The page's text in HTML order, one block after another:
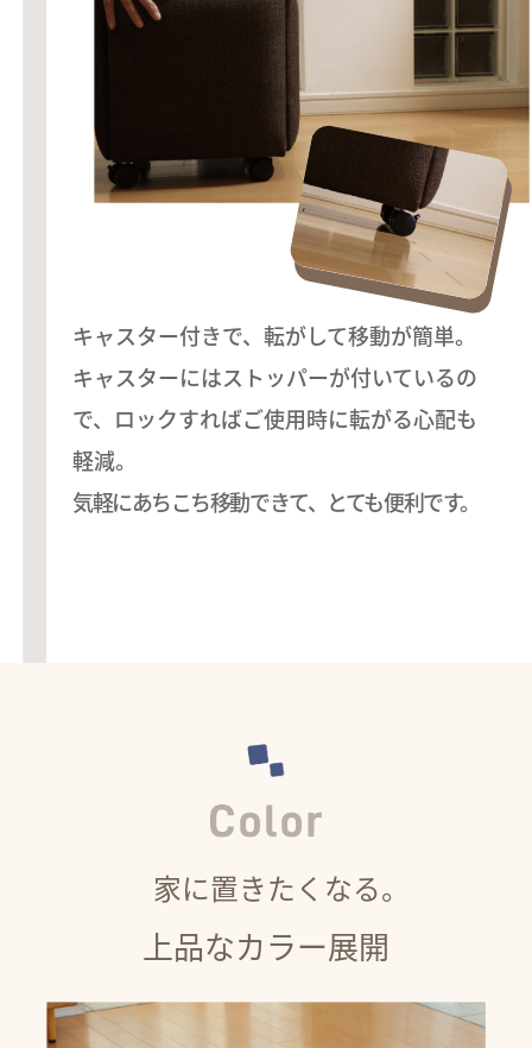
キャスター付きで、転がして移動が簡単。
キャスターにはストッパーが付いているの
で、ロックすればご使用時に転がる心配も
軽減。
気軽にあちこち移動できて、とても便利です。
家に置きたくなる。
上品なカラー展開